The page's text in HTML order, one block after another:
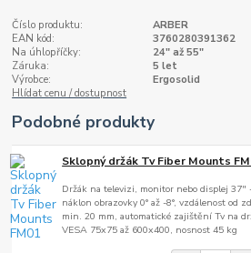
Číslo produktu:
ARBER
EAN kód:
3760280391362
Na úhlopříčky:
24" až 55"
Záruka:
5 let
Výrobce:
Ergosolid
Hlídat cenu / dostupnost
Podobné produkty
Sklopný držák Tv Fiber Mounts
Držák na televizi, monitor nebo displej 37"
náklon obrazovky 0° až -8°, vzdálenost od
min. 20 mm, automatické zajištění Tv na
VESA 75x75 až 600x400, nosnost 45 kg